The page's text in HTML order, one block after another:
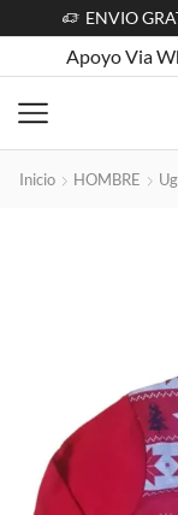
ENVIO
Apoyo Via
Inicio HOMBRE